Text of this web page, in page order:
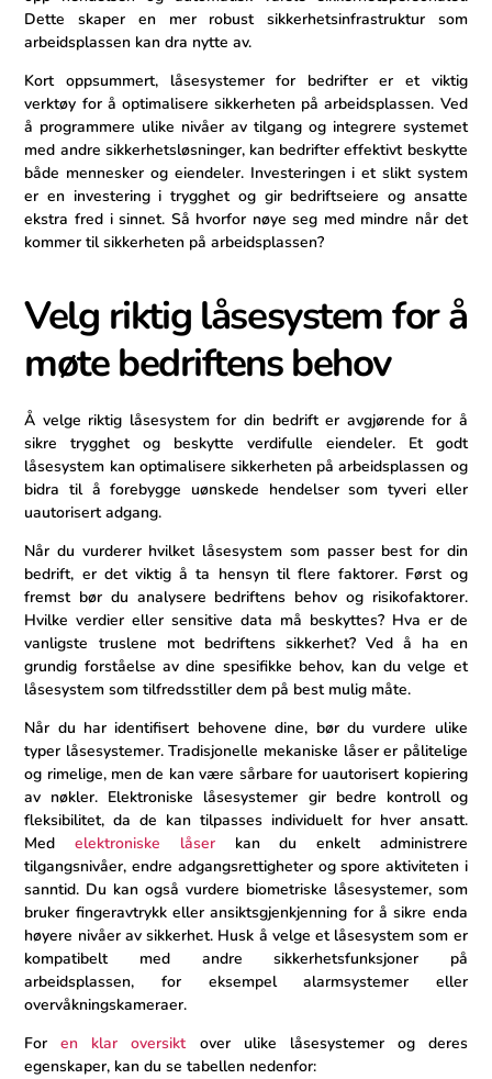
Dette skaper en mer robust ‍sikkerhetsinfrastruktur som
arbeidsplassen kan dra nytte av.
Kort oppsummert, ⁤låsesystemer for bedrifter er ⁣et viktig
verktøy for å optimalisere sikkerheten på arbeidsplassen. Ved‍
å ‌programmere ulike nivåer av tilgang og integrere systemet
med andre sikkerhetsløsninger, kan bedrifter effektivt beskytte
både⁣ mennesker og eiendeler. Investeringen i et slikt system
er en investering i trygghet og gir bedriftseiere og ansatte
ekstra fred ⁤i sinnet.⁢ Så hvorfor nøye seg med mindre når det
kommer til sikkerheten på arbeidsplassen?
Velg​ riktig låsesystem for‍ å
møte bedriftens‍ behov
Å velge riktig låsesystem for din bedrift er avgjørende for å
sikre trygghet og beskytte ⁣verdifulle eiendeler. ⁢Et godt
låsesystem⁢ kan optimalisere sikkerheten på arbeidsplassen ⁢og‌
bidra til å forebygge uønskede hendelser som tyveri eller
⁤uautorisert ⁣adgang.
Når du vurderer hvilket låsesystem som passer best ⁣for din
bedrift, er det viktig ⁢å ta hensyn⁣ til flere faktorer. Først og⁤
fremst bør du analysere bedriftens behov og risikofaktorer.
Hvilke verdier‍ eller sensitive data må beskyttes? Hva er de
vanligste truslene⁤ mot bedriftens sikkerhet?​ Ved å ha en
grundig forståelse av dine⁢ spesifikke behov, kan du velge et
låsesystem ⁢som tilfredsstiller dem ‍på best mulig måte.
Når du⁣ har identifisert behovene dine, bør du vurdere ulike
typer låsesystemer.‌ Tradisjonelle mekaniske låser ⁣er pålitelige
og rimelige,‌ men de ⁤kan være sårbare for⁣ uautorisert kopiering
av nøkler. Elektroniske låsesystemer gir bedre kontroll og
fleksibilitet, ​da⁣ de kan tilpasses individuelt for hver ansatt.
Medelektroniske låserkan⁢ du enkelt administrere
tilgangsnivåer, endre adgangsrettigheter og spore aktiviteten i
sanntid. Du kan også vurdere ⁣biometriske låsesystemer, som
bruker fingeravtrykk eller ansiktsgjenkjenning for⁢ å sikre enda
høyere nivåer av sikkerhet. Husk å velge et låsesystem som er
kompatibelt​ med ⁢andre sikkerhetsfunksjoner på
arbeidsplassen, for eksempel alarmsystemer eller
overvåkningskameraer.
Foren klar oversiktover ⁤ulike låsesystemer og deres
egenskaper, ⁣kan du se tabellen⁤ nedenfor: